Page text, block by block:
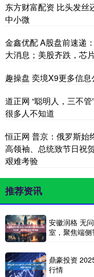
东方财富配资 比头发丝
中小微
金鑫优配 A股盘前速递
大消息；美股齐跌，芯
趣操盘 奕境X9更多信
道正网 “聪明人，三不
很多人不知道
恒正网 普京：俄罗斯始
高领袖、总统致节日祝
艰难考验
推荐资讯
安徽润格 无
室，聚焦端
鼎豪投资
行情